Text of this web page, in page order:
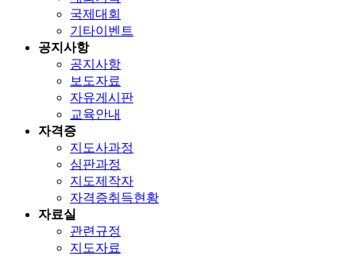
국제대회
기타이벤트
공지사항
공지사항
보도자료
자유게시판
교육안내
자격증
지도사과정
심판과정
지도제작자
자격증취득현황
자료실
관련규정
지도자료